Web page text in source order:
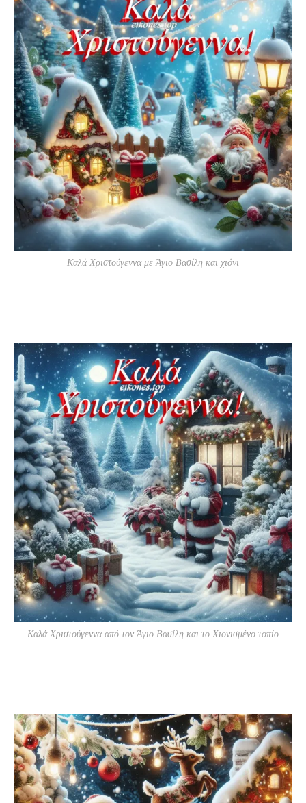
Καλά Χριστούγεννα με Άγιο Βασίλη και χιόνι
Καλά Χριστούγεννα από τον Άγιο Βασίλη και το Χιονισμένο τοπίο